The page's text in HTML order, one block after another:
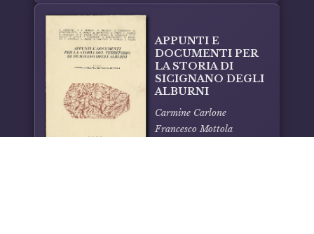
APPUNTI E
DOCUMENTI PER
LA STORIA DI
SICIGNANO DEGLI
ALBURNI
Carmine Carlone
Francesco Mottola